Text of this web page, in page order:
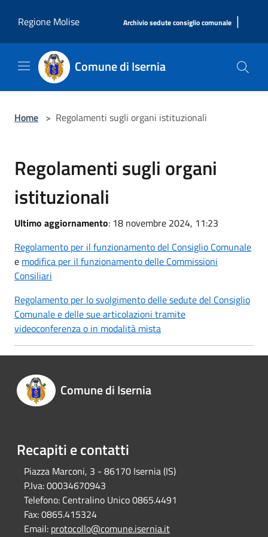
Regione Molise
Archivio sedute consiglio comunale |
Comune di Isernia
Home > Regolamenti sugli organi istituzionali
Regolamenti sugli organi
istituzionali
Ultimo aggiornamento: 18 novembre 2024, 11:23
Regolamento per il funzionamento del Consiglio Comunale
e modifica per il funzionamento delle Commissioni
Consiliari
Regolamento per lo svolgimento delle sedute del Consiglio
Comunale e delle sue articolazioni tramite
videoconferenza o in modalità mista
Comune di Isernia
Recapiti e contatti
Piazza Marconi, 3 - 86170 Isernia (IS)
P.Iva:00034670943
Telefono: Centralino Unico 0865.4491
Fax:0865.415324
Email: protocollo@comune.isernia.it